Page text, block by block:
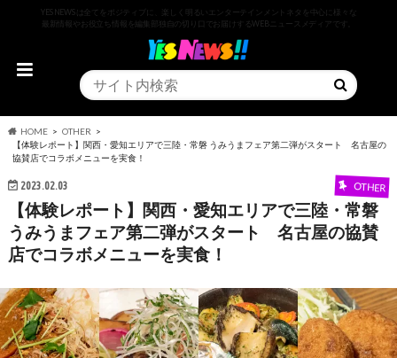
YESNEWSは全てをポジティブに、楽しく明るいエンターテインメントネタを中心に様々な
最新情報やお役立ち情報を編集部独自の切り口でお届けするWEBニュースメディアです。
HOME
OTHER
【体験レポート】関西・愛知エリアで三陸・常磐 うみうまフェア第二弾がスタート 名古屋の
協賛店でコラボメニューを実食！
2023.02.03 OTHER
【体験レポート】関西・愛知エリアで三陸・常磐
うみうまフェア第二弾がスタート 名古屋の協賛
店でコラボメニューを実食！